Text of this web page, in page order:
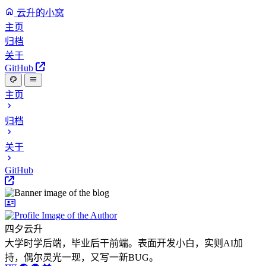
云升的小窝
主页
归档
关于
GitHub
主页
归档
关于
GitHub
四夕云升
大学时学后端，毕业后干前端。表面开发小白，实则AI加
持，偶尔灵光一现，又写一新BUG。